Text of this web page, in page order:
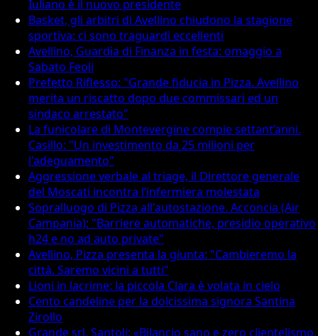
Iuliano è il nuovo presidente
Basket, gli arbitri di Avellino chiudono la stagione
sportiva: ci sono traguardi eccellenti
Avellino, Guardia di Finanza in festa: omaggio a
Sabato Feoli
Prefetto Riflesso: "Grande fiducia in Pizza. Avellino
merita un riscatto dopo due commissari ed un
sindaco arrestato"
La funicolare di Montevergine compie settant’anni.
Casillo: "Un investimento da 25 milioni per
l'adeguamento"
Aggressione verbale al triage, il Direttore generale
del Moscati incontra l’infermiera molestata
Sopralluogo di Pizza all'autostazione. Acconcia (Air
Campania): "Barriere automatiche, presidio operativo
h24 e no ad auto private"
Avellino, Pizza presenta la giunta: "Cambieremo la
città. Saremo vicini a tutti"
Lioni in lacrime: la piccola Clara è volata in cielo
Cento candeline per la dolcissima signora Santina
Zirollo
Grande srl, Santoli: «Bilancio sano e zero clientelismo.